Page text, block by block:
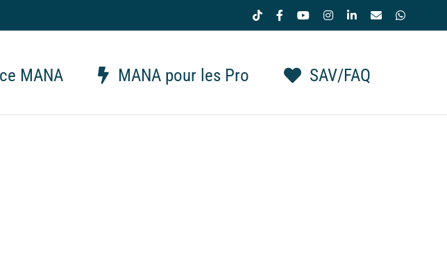
Tiktok FacebookYouTubeInstagramLinkedIn
Email
MANA MANA pour les Pro SAV/FAQ